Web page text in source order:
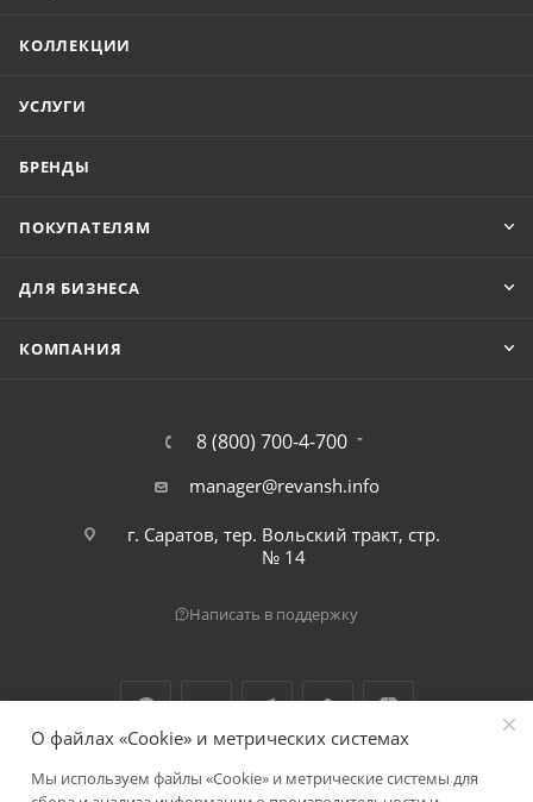
КОЛЛЕКЦИИ
УСЛУГИ
БРЕНДЫ
ПОКУПАТЕЛЯМ
ДЛЯ БИЗНЕСА
КОМПАНИЯ
8 (800) 700-4-700
manager@revansh.info
г. Саратов, тер. Вольский тракт, стр.
№ 14
Написать в поддержку
2026 © ООО "Реванш"
О файлах «Cookie» и метрических системах
Мы используем файлы «Cookie» и метрические системы для